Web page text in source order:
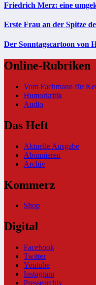
Friedrich Merz: eine
Erste Frau an der Spitze
Der Sonntagscartoon von
Online-Rubriken
Vom Fachmann für
Humorkritik
Audio
Das Heft
Aktuelle Ausgabe
Abonnieren
Archiv
Kommerz
Shop
Digital
Facebook
Twitter
Youtube
Instagram
Pressearchiv